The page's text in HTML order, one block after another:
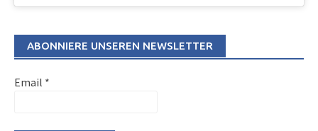
ABONNIERE UNSEREN NEWSLETTER
Email *